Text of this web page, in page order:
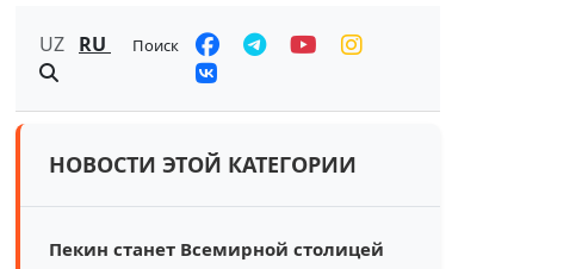
UZ RU Поиск
НОВОСТИ ЭТОЙ КАТЕГОРИИ
Пекин станет Всемирной столицей